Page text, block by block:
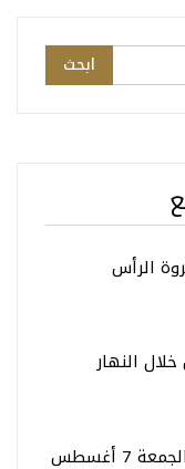
الرأس
النهار
توقعـات الأبراج اليوم الجمعة 7 أغسطس